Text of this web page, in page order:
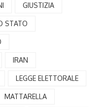
GIUSTIZIA
STATO
IRAN
LEGGE ELETTORALE
MATTARELLA